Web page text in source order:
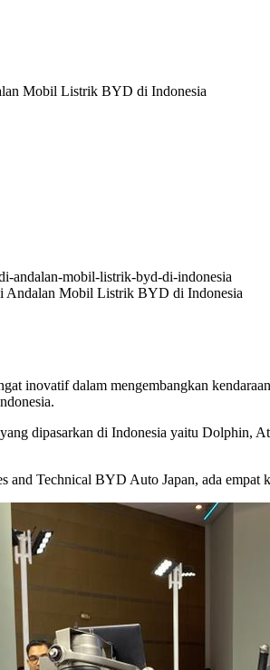
Mobil Listrik BYD di Indonesia
Andalan Mobil Listrik BYD di Indonesia
inovatif dalam mengembangkan
dipasarkan di Indonesia yaitu Dolphin,
Technical BYD Auto Japan, ada empat